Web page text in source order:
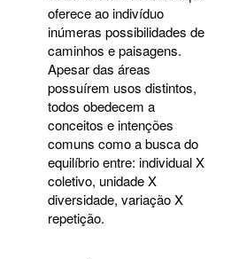
oferece ao indivíduo
inúmeras possibilidades de
caminhos e paisagens.
Apesar das áreas
possuírem usos distintos,
todos obedecem a
conceitos e intenções
comuns como a busca do
equilíbrio entre: individual X
coletivo, unidade X
diversidade, variação X
repetição.